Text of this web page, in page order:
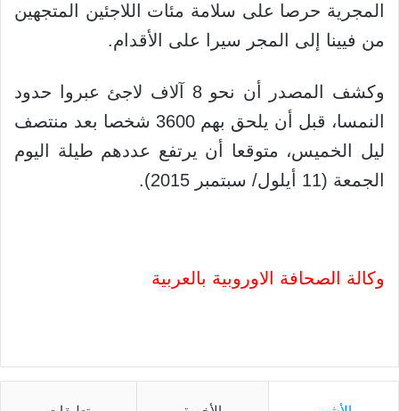
المجرية حرصا على سلامة مئات اللاجئين المتجهين
من فيينا إلى المجر سيرا على الأقدام.
وكشف المصدر أن نحو 8 آلاف لاجئ عبروا حدود
النمسا، قبل أن يلحق بهم 3600 شخصا بعد منتصف
ليل الخميس، متوقعا أن يرتفع عددهم طيلة اليوم
الجمعة (11 أيلول/ سبتمبر 2015).
وكالة الصحافة الاوروبية بالعربية